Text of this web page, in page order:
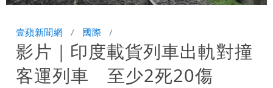
壹蘋新聞網 國際
影片｜印度載貨列車出軌對撞
客運列車 至少2死20傷